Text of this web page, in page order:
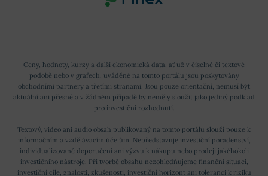
na tom peníze, máme pro vás dobrou zprávu.O2 nabízí
pravidelné roční dividendy.Ta se mezi lety 2016 a
2018 pohybovala na17 Kč na akcii. To je slušných 7 %
ceny akcie.
Ceny, hodnoty, kurzy a další ekonomická data, ať už v číselné či textové
podobě nebo v grafech, uváděné na tomto portálu jsou poskytovány
obchodními partnery a třetími stranami. Jsou pouze orientační, nemusí být
aktuální ani přesné a v žádném případě by neměly sloužit jako jediný podklad
pro investiční rozhodnutí.
Textový, video ani audio obsah publikovaný na tomto portálu slouží pouze k
informačním a vzdělávacím účelům. Nepředstavuje investiční poradenství,
individualizované doporučení ani výzvu k nákupu nebo prodeji jakéhokoli
investičního nástroje. Při tvorbě obsahu nezohledňujeme finanční situaci,
investiční cíle, znalosti, zkušenosti, investiční horizont ani toleranci k riziku